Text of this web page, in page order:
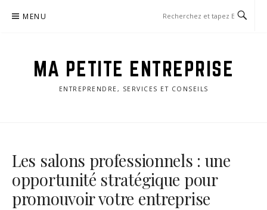
MENU
MA PETITE ENTREPRISE
ENTREPRENDRE, SERVICES ET CONSEILS
Les salons professionnels : une
opportunité stratégique pour
promouvoir votre entreprise